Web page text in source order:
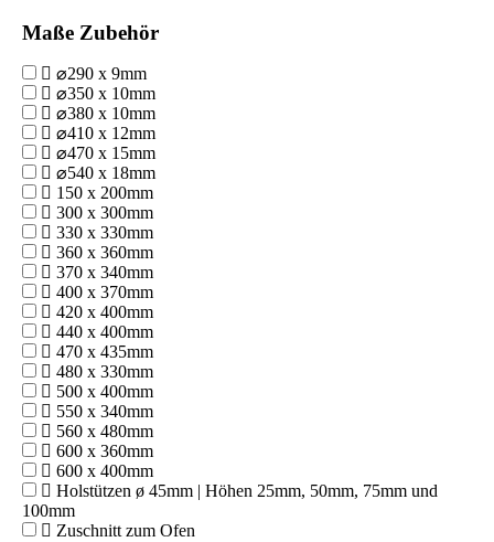
Maße Zubehör
⌀290 x 9mm
⌀350 x 10mm
⌀380 x 10mm
⌀410 x 12mm
⌀470 x 15mm
⌀540 x 18mm
150 x 200mm
300 x 300mm
330 x 330mm
360 x 360mm
370 x 340mm
400 x 370mm
420 x 400mm
440 x 400mm
470 x 435mm
480 x 330mm
500 x 400mm
550 x 340mm
560 x 480mm
600 x 360mm
600 x 400mm
Holstützen ø 45mm | Höhen 25mm, 50mm, 75mm und
100mm
Zuschnitt zum Ofen